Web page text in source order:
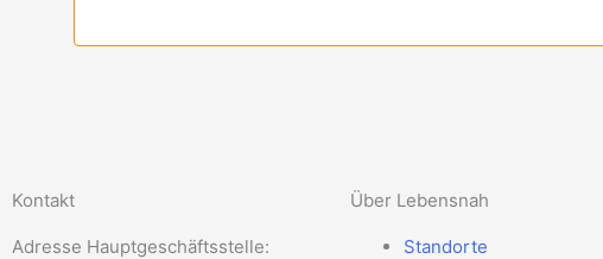
Kontakt
Adresse Hauptgeschäftsstelle:
Über Lebensnah
Standorte